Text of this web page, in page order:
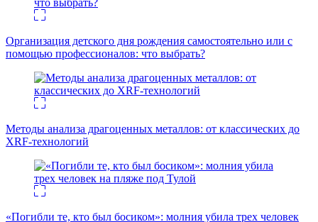
Организация детского дня рождения самостоятельно или с
помощью профессионалов: что выбрать?
Методы анализа драгоценных металлов: от классических до
XRF-технологий
«Погибли те, кто был босиком»: молния убила трех человек